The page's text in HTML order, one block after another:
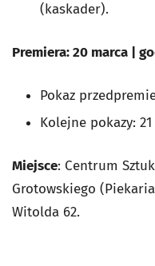
(kaskader).
Premiera: 20 marca |
Pokaz
Kolejne pokazy:
Miejsce: Centrum
Grotowskiego
Witolda 62.